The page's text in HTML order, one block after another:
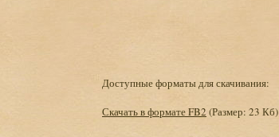
Доступные форматы для скачивания:
Скачать в формате FB2 (Размер: 23 Кб)